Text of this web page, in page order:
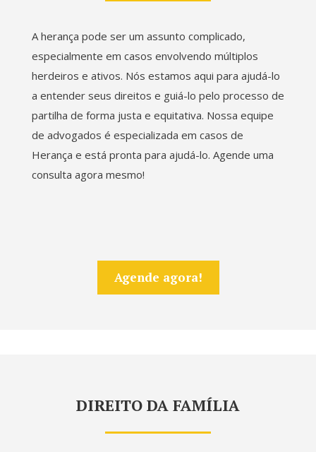
A herança pode ser um assunto complicado,
especialmente em casos envolvendo múltiplos
herdeiros e ativos. Nós estamos aqui para ajudá-lo
a entender seus direitos e guiá-lo pelo processo de
partilha de forma justa e equitativa. Nossa equipe
de advogados é especializada em casos de
Herança e está pronta para ajudá-lo. Agende uma
consulta agora mesmo!
Agende agora!
DIREITO DA FAMÍLIA